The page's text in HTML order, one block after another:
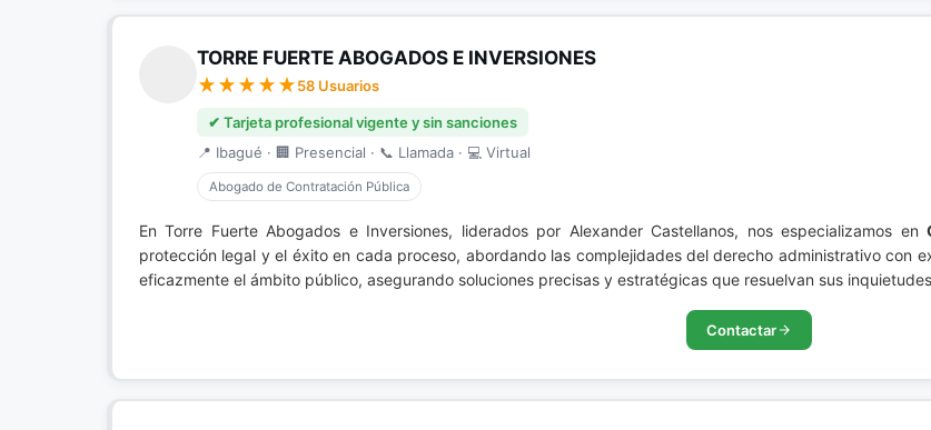
TORRE FUERTE ABOGADOS E INVERSIONES
58 Usuarios
✔ Tarjeta profesional vigente y sin sanciones
📍 Ibagué · 🏢 Presencial · 📞 Llamada · 💻 Virtual
Abogado de Contratación Pública
En Torre Fuerte Abogados e Inversiones, liderados por Alexander Castellanos, nos especializamos en
protección legal y el éxito en cada proceso, abordando las complejidades del derecho administrativo con
eficazmente el ámbito público, asegurando soluciones precisas y estratégicas que resuelvan sus
Contactar